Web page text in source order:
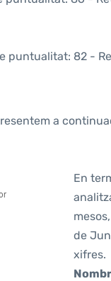
puntualitat: 82 -
a
En
de
xifres.